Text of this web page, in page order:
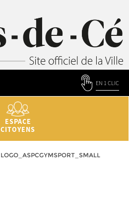
EN 1 CLIC
ESPACE
CITOYENS
LOGO_ASPCGYMSPORT_SMALL